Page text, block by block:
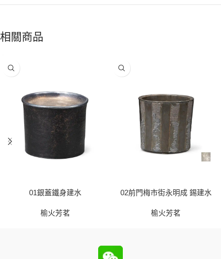
相關商品
01銀蓋鐵身建水
榆火芳茗
02前門梅市街永明成 錫建水
榆火芳茗